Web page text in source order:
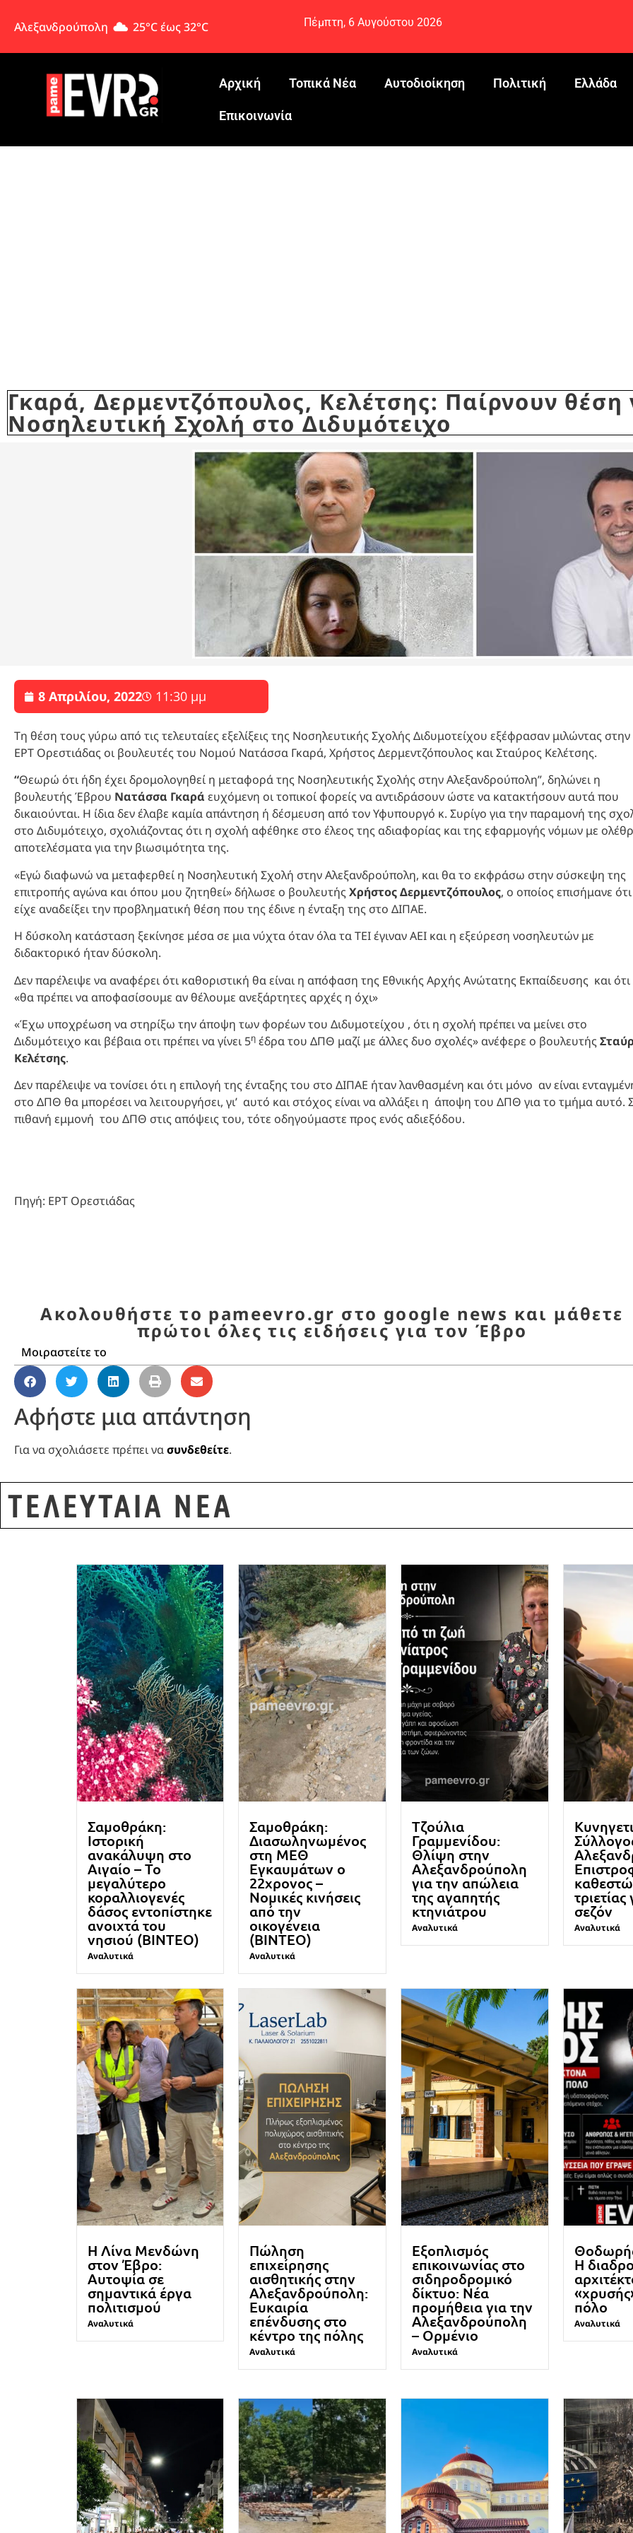
Αλεξανδρούπολη 25°C έως 32°C Πέμπτη, 6 Αυγούστου 2026
Αρχική Τοπικά Νέα Αυτοδιοίκηση Πολιτική Ελλάδα
Eπικοινωνία
Γκαρά, Δερμεντζόπουλος, Κελέτσης: Παίρνουν θέση
Νοσηλευτική Σχολή στο Διδυμότειχο
8 Απριλίου, 2022 11:30 μμ
Τη θέση τους γύρω από τις τελευταίες εξελίξεις της Νοσηλευτικής Σχολής Διδυμοτείχου εξέφρασαν μιλώντας στην
ΕΡΤ Ορεστιάδας οι βουλευτές του Νομού Νατάσσα Γκαρά, Χρήστος Δερμεντζόπουλος και Σταύρος Κελέτσης.
“Θεωρώ ότι ήδη έχει δρομολογηθεί η μεταφορά της Νοσηλευτικής Σχολής στην Αλεξανδρούπολη”, δηλώνει η
βουλευτής Έβρου Νατάσσα Γκαρά ευχόμενη οι τοπικοί φορείς να αντιδράσουν ώστε να κατακτήσουν αυτά που
δικαιούνται. Η ίδια δεν έλαβε καμία απάντηση ή δέσμευση από τον Υφυπουργό κ. Συρίγο για την παραμονή της
στο Διδυμότειχο, σχολιάζοντας ότι η σχολή αφέθηκε στο έλεος της αδιαφορίας και της εφαρμογής νόμων με
αποτελέσματα για την βιωσιμότητα της.
«Εγώ διαφωνώ να μεταφερθεί η Νοσηλευτική Σχολή στην Αλεξανδρούπολη, και θα το εκφράσω στην σύσκεψη της
επιτροπής αγώνα και όπου μου ζητηθεί» δήλωσε ο βουλευτής Χρήστος Δερμεντζόπουλος, ο οποίος επισήμανε ότι
είχε αναδείξει την προβληματική θέση που της έδινε η ένταξη της στο ΔΙΠΑΕ.
Η δύσκολη κατάσταση ξεκίνησε μέσα σε μια νύχτα όταν όλα τα ΤΕΙ έγιναν ΑΕΙ και η εξεύρεση νοσηλευτών με
διδακτορικό ήταν δύσκολη.
Δεν παρέλειψε να αναφέρει ότι καθοριστική θα είναι η απόφαση της Εθνικής Αρχής Ανώτατης Εκπαίδευσης και ότι
«θα πρέπει να αποφασίσουμε αν θέλουμε ανεξάρτητες αρχές η όχι»
«Έχω υποχρέωση να στηρίξω την άποψη των φορέων του Διδυμοτείχου , ότι η σχολή πρέπει να μείνει στο
Διδυμότειχο και βέβαια οτι πρέπει να γίνει 5η έδρα του ΔΠΘ μαζί με άλλες δυο σχολές» ανέφερε ο βουλευτής
Κελέτσης.
Δεν παρέλειψε να τονίσει ότι η επιλογή της ένταξης του στο ΔΙΠΑΕ ήταν λανθασμένη και ότι μόνο αν είναι
στο ΔΠΘ θα μπορέσει να λειτουργήσει, γι’ αυτό και στόχος είναι να αλλάξει η άποψη του ΔΠΘ για το τμήμα αυτό.
πιθανή εμμονή του ΔΠΘ στις απόψεις του, τότε οδηγούμαστε προς ενός αδιεξόδου.
Πηγή: ΕΡΤ Ορεστιάδας
Ακολουθήστε το pameevro.gr στο google news και μάθετε
πρώτοι όλες τις ειδήσεις για τον Έβρο
Μοιραστείτε το
Αφήστε μια απάντηση
Για να σχολιάσετε πρέπει νασυνδεθείτε.
ΤΕΛΕΥΤΑΙΑ ΝΕΑ
Σαμοθράκη:
Ιστορική
ανακάλυψη στο
Αιγαίο – Το
μεγαλύτερο
κοραλλιογενές
δάσος εντοπίστηκε
ανοιχτά του
νησιού (ΒΙΝΤΕΟ)
Αναλυτικά
Σαμοθράκη:
Διασωληνωμένος
στη ΜΕΘ
Εγκαυμάτων ο
22χρονος –
Νομικές κινήσεις
από την
οικογένεια
(ΒΙΝΤΕΟ)
Αναλυτικά
Τζούλια
Γραμμενίδου:
Θλίψη στην
Αλεξανδρούπολη
για την απώλεια
της αγαπητής
κτηνιάτρου
Αναλυτικά
σεζόν
Αναλυτικά
Η Λίνα Μενδώνη
στον Έβρο:
Αυτοψία σε
σημαντικά έργα
πολιτισμού
Αναλυτικά
Πώληση
επιχείρησης
αισθητικής στην
Αλεξανδρούπολη:
Ευκαιρία
επένδυσης στο
κέντρο της πόλης
Αναλυτικά
Εξοπλισμός
επικοινωνίας στο
σιδηροδρομικό
δίκτυο: Νέα
προμήθεια για την
Αλεξανδρούπολη
– Ορμένιο
Αναλυτικά
Η
πόλο
Αναλυτικά